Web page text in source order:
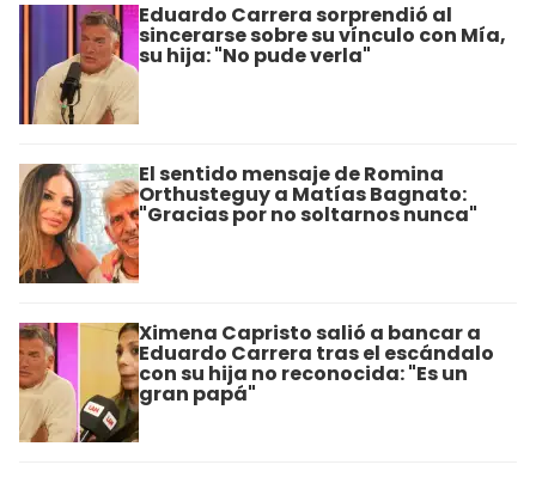
Eduardo Carrera sorprendió al
sincerarse sobre su vínculo con Mía,
su hija: "No pude verla"
El sentido mensaje de Romina
Orthusteguy a Matías Bagnato:
"Gracias por no soltarnos nunca"
Ximena Capristo salió a bancar a
Eduardo Carrera tras el escándalo
con su hija no reconocida: "Es un
gran papá"